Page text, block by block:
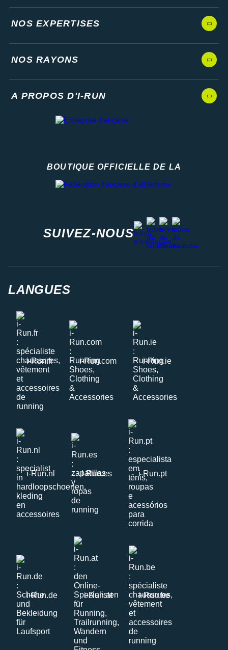
NOS EXPERTISES
NOS RAYONS
A PROPOS D'I-RUN
BOUTIQUE OFFICIELLE DE LA
SUIVEZ-NOUS
instagram
facebook
stravayoutube
LANGUES
i-Run.fr i-Run.com i-Run.ie
i-Run.nl i-Run.es i-Run.pt
i-Run.de i-Run.at i-Run.be